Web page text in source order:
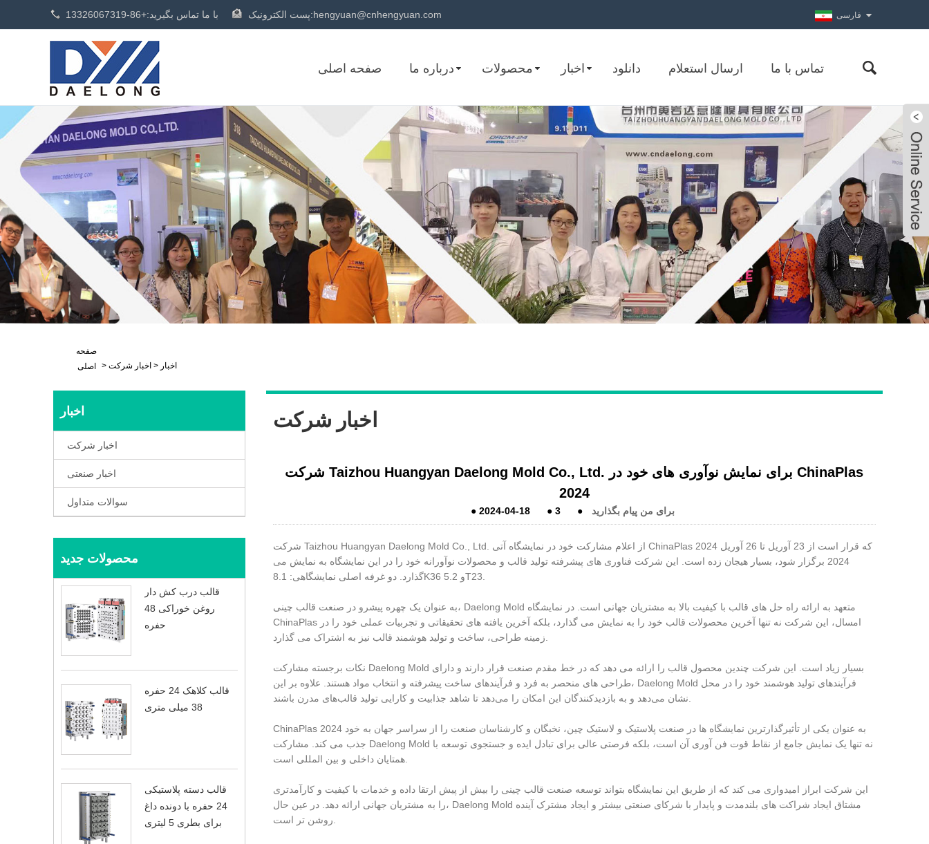
با ما تماس بگیرید:+86-13326067319 پست الکترونیک:hengyuan@cnhengyuan.com فارسی
صفحه اصلی درباره ما محصولات اخبار دانلود ارسال استعلام تماس با ما
صفحه
اصلی
> اخبار > اخبار شرکت
اخبار
اخبار شرکت
اخبار صنعتی
سوالات متداول
محصولات جدید
قالب درب کش دار
روغن خوراکی 48
حفره
قالب کلاهک 24 حفره
38 میلی متری
قالب دسته پلاستیکی
24 حفره با دونده داغ
برای بطری 5 لیتری
اخبار شرکت
شرکت Taizhou Huangyan Daelong Mold Co., Ltd. برای نمایش نوآوری های خود در ChinaPlas
2024
●2024-04-18 ●3 ● برای من پیام بگذارید
شرکت Taizhou Huangyan Daelong Mold Co., Ltd. از اعلام مشارکت خود در نمایشگاه آتی ChinaPlas 2024 که قرار است از 23 آوریل تا 26 آوریل
2024 برگزار شود، بسیار هیجان زده است. این شرکت فناوری های پیشرفته تولید قالب و محصولات نوآورانه خود را در این نمایشگاه به نمایش می
گذارد. دو غرفه اصلی نمایشگاهی: 8.1K36 و 5.2T23.
به عنوان یک چهره پیشرو در صنعت قالب چینی، Daelong Mold متعهد به ارائه راه حل های قالب با کیفیت بالا به مشتریان جهانی است. در نمایشگاه
ChinaPlas امسال، این شرکت نه تنها آخرین محصولات قالب خود را به نمایش می گذارد، بلکه آخرین یافته های تحقیقاتی و تجربیات عملی خود را در
نکات برجسته مشارکت Daelong Mold بسیار زیاد است. این شرکت چندین محصول قالب را ارائه می دهد که در خط مقدم صنعت قرار دارند و دارای
طراحی های منحصر به فرد و فرآیندهای ساخت پیشرفته و انتخاب مواد هستند. علاوه بر این، Daelong Mold فرآیندهای تولید هوشمند خود را در محل
ChinaPlas 2024 به عنوان یکی از تأثیرگذارترین نمایشگاه ها در صنعت پلاستیک و لاستیک چین، نخبگان و کارشناسان صنعت را از سراسر جهان به خود
جذب می کند. مشارکت Daelong Mold نه تنها یک نمایش جامع از نقاط قوت فن آوری آن است، بلکه فرصتی عالی برای تبادل ایده و جستجوی توسعه با
همتایان داخلی و بین المللی است.
این شرکت ابراز امیدواری می کند که از طریق این نمایشگاه بتواند توسعه صنعت قالب چینی را بیش از پیش ارتقا داده و خدمات با کیفیت و کارآمدتری
را به مشتریان جهانی ارائه دهد. در عین حال، Daelong Mold مشتاق ایجاد شراکت های بلندمدت و پایدار با شرکای صنعتی بیشتر و ایجاد مشترک آینده